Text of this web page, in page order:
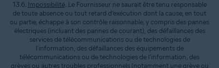
13.6. Impossibilité. Le Fournisseur ne saurait être tenu responsable
de toute absence ou tout retard d’exécution dont la cause, en tout
ou partie, échappe à son contrôle raisonnable, y compris des pannes
électriques (incluant des pannes de courant), des défaillances des
services de télécommunications ou de technologies de
l'information, des défaillances des équipements de
télécommunications ou de technologies de l'information, des
grèves ou autres troubles professionnels (notamment une grève ou